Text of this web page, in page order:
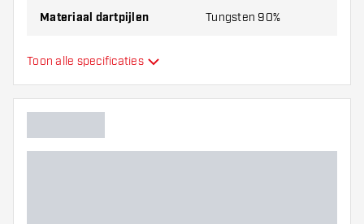
Materiaal dartpijlen Tungsten 90%
Barrel neus grip
Dart speler
Toon alle specificaties